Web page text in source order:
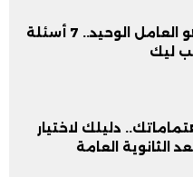
مجموعك مش هو العامل الوحيد.. 7 أسئلة
ليك
دليلك لاختيار
الثانوية العامة